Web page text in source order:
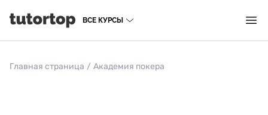
ВСЕ КУРСЫ
Главная страница / Академия покера